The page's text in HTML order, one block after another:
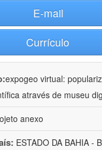
E-mail
Currículo
expogeo virtual:
através de museu
anexo
ESTADO DA BAHIA -